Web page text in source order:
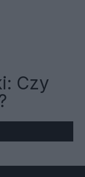
Czy